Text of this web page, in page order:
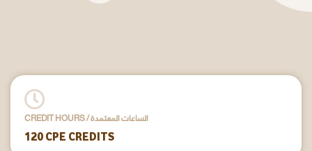
CREDIT HOURS / الساعات المعتمدة
120 CPE CREDITS